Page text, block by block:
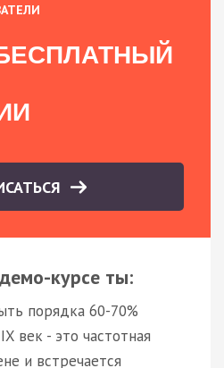
курсе ты:
порядка 60-70%
век - это частотная
и встречается